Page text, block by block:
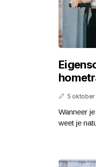
5
Wanneer
weet je